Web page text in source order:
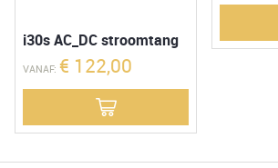
i30s AC_DC stroomtang
VANAF: € 122,00